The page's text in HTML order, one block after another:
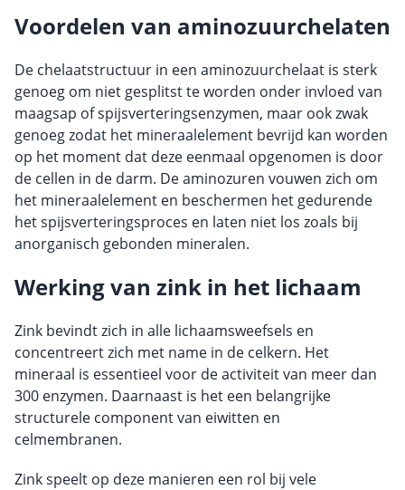
Voordelen van aminozuurchelaten
De chelaatstructuur in een aminozuurchelaat is sterk
genoeg om niet gesplitst te worden onder invloed van
maagsap of spijsverteringsenzymen, maar ook zwak
genoeg zodat het mineraalelement bevrijd kan worden
op het moment dat deze eenmaal opgenomen is door
de cellen in de darm. De aminozuren vouwen zich om
het mineraalelement en beschermen het gedurende
het spijsverteringsproces en laten niet los zoals bij
anorganisch gebonden mineralen.
Werking van zink in het lichaam
Zink bevindt zich in alle lichaamsweefsels en
concentreert zich met name in de celkern. Het
mineraal is essentieel voor de activiteit van meer dan
300 enzymen. Daarnaast is het een belangrijke
structurele component van eiwitten en
celmembranen.
Zink speelt op deze manieren een rol bij vele